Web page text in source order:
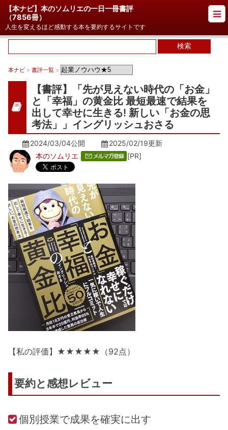
【本ナビ】本のソムリエの一日一冊書評
（7856冊）
人生を変えるほど感動する本を要約するサイトです
本ナビ > 書評一覧 >
【書評】「先が見えない時代の「お金」
と「幸福」の黄金比 最短最速で結果を
出して幸せに生きる! 新しい「お金の思
考法」」イングリッシュおさる
2024/03/04公開 2025/02/19更新
本のソムリエ
[PR]
【私の評価】★★★★★（92点）
要約と感想レビュー
個別授業で成果を確実に出す